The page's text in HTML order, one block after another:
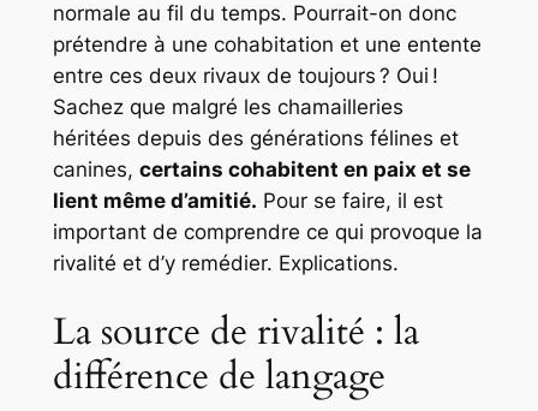
normale au fil du temps. Pourrait-on donc
prétendre à une cohabitation et une entente
entre ces deux rivaux de toujours ? Oui !
Sachez que malgré les chamailleries
héritées depuis des générations félines et
canines, certains cohabitent en paix et se
lient même d’amitié. Pour se faire, il est
important de comprendre ce qui provoque la
rivalité et d’y remédier. Explications.
La source de rivalité : la
différence de langage